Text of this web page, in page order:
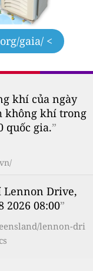
gaia/ <
khí của ngày
không khí trong
quốc gia.”
Lennon Drive,
2026 08:00”
lennon-dri